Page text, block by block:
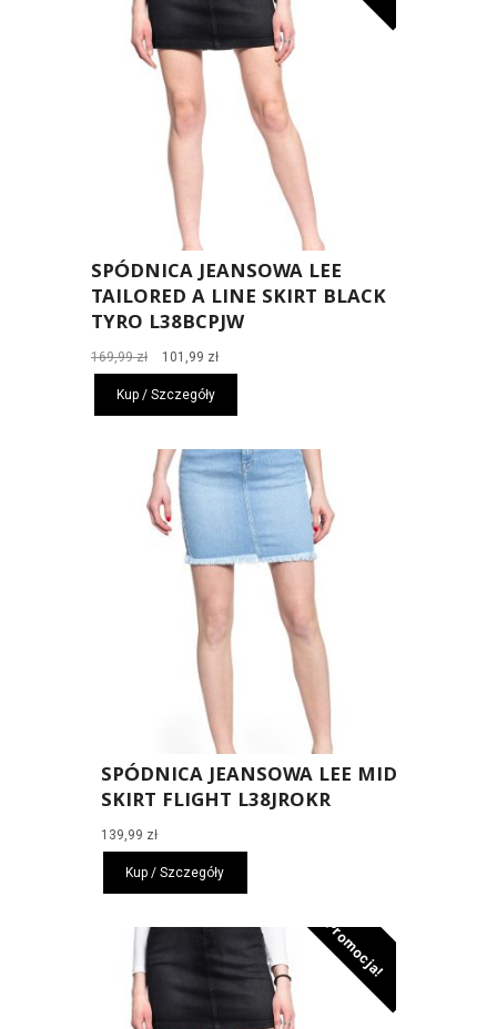
SPÓDNICA JEANSOWA LEE
TAILORED A LINE SKIRT BLACK
TYRO L38BCPJW
169,99zł
Pierwotna
cena
wynosiła:
169,99 zł.
101,99 złAktualna
cena
101,99 zł.
Kup / Szczegóły
SPÓDNICA JEANSOWA LEE MID
SKIRT FLIGHT L38JROKR
139,99 zł
Kup / Szczegóły
Promocja!